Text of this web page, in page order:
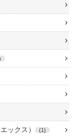
ックス） 1